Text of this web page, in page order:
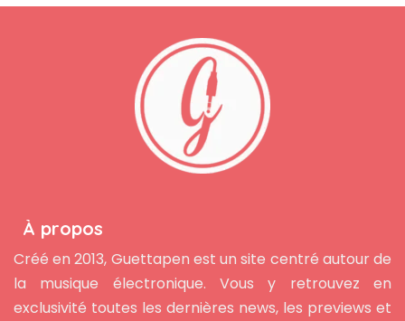
À propos
Créé en 2013, Guettapen est un site centré autour de
la musique électronique. Vous y retrouvez en
exclusivité toutes les dernières news, les previews et